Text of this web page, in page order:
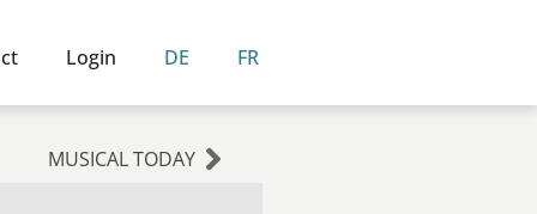
Login DE FR
MUSICAL TODAY